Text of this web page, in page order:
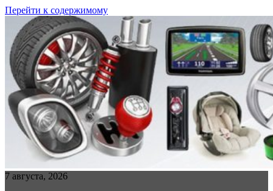
Перейти к содержимому
7 августа, 2026